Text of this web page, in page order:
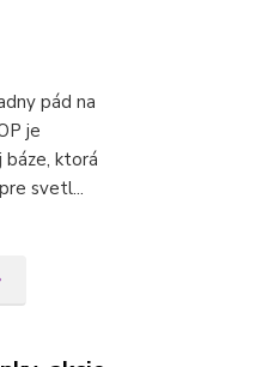
pád na
je
báze, ktorá
svetl...